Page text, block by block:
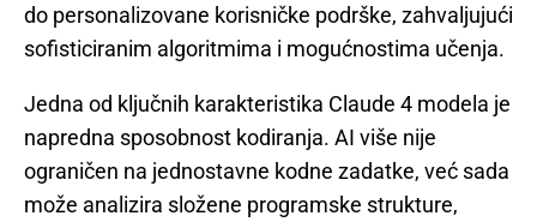
do personalizovane korisničke podrške, zahvaljujući
sofisticiranim algoritmima i mogućnostima učenja.
Jedna od ključnih karakteristika Claude 4 modela je
napredna sposobnost kodiranja. AI više nije
ograničen na jednostavne kodne zadatke, već sada
može analizira složene programske strukture,